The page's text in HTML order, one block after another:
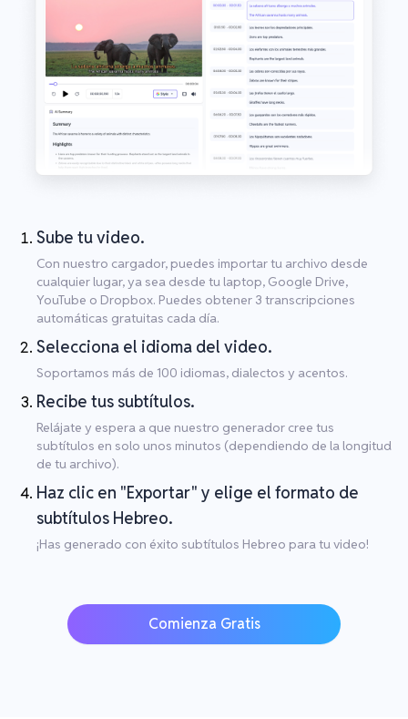
Sube tu video.
Con nuestro cargador, puedes importar tu archivo desde
cualquier lugar, ya sea desde tu laptop, Google Drive,
YouTube o Dropbox. Puedes obtener 3 transcripciones
automáticas gratuitas cada día.
Selecciona el idioma del video.
Soportamos más de 100 idiomas, dialectos y acentos.
Recibe tus subtítulos.
Relájate y espera a que nuestro generador cree tus
subtítulos en solo unos minutos (dependiendo de la longitud
de tu archivo).
Haz clic en "Exportar" y elige el formato de
subtítulos Hebreo.
¡Has generado con éxito subtítulos Hebreo para tu video!
Comienza Gratis